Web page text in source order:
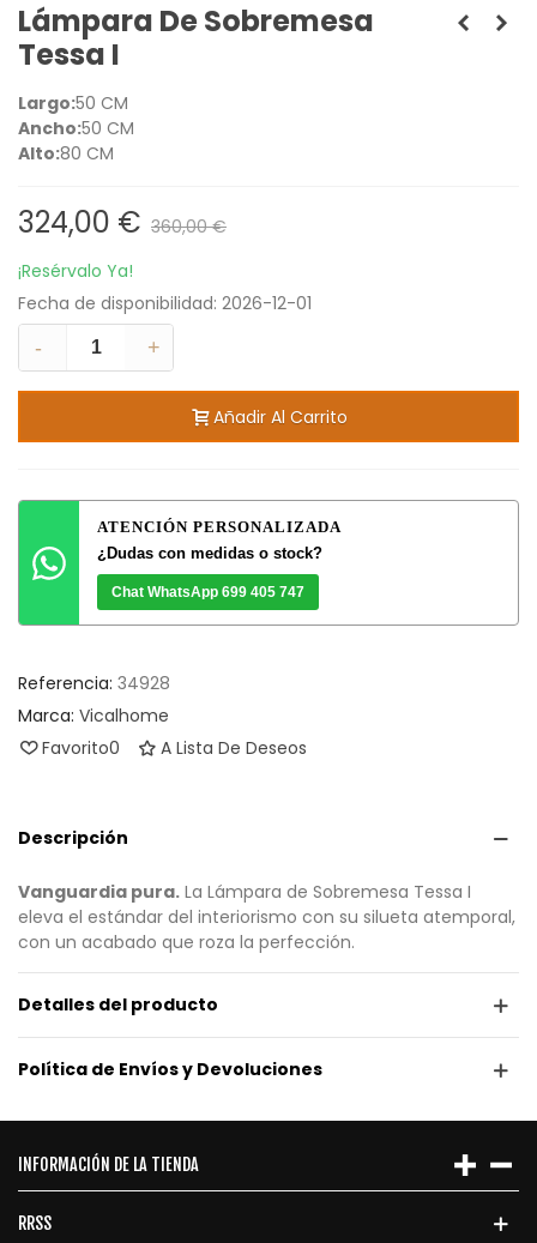
Lámpara De Sobremesa
Tessa I
Largo:50 CM
Ancho:50 CM
Alto:80 CM
324,00 € 360,00 €
¡Resérvalo Ya!
Fecha de disponibilidad: 2026-12-01
-
+
Añadir Al Carrito
ATENCIÓN PERSONALIZADA
¿Dudas con medidas o stock?
Chat WhatsApp 699 405 747
Referencia: 34928
Marca: Vicalhome
Favorito0 A Lista De Deseos
Descripción
Vanguardia pura. La Lámpara de Sobremesa Tessa I
eleva el estándar del interiorismo con su silueta atemporal,
con un acabado que roza la perfección.
Detalles del producto
Política de Envíos y Devoluciones
INFORMACIÓN DE LA TIENDA
RRSS